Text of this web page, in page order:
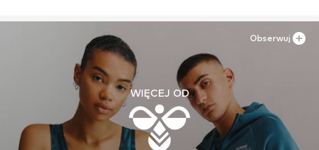
WIĘCEJ OD
Obserwuj